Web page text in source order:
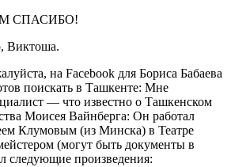
СПАСИБО!
Виктоша.
на Facebook для Бориса Бабаева
поискать в Ташкенте: Мне
— что известно о Ташкенском
Моисея Вайнберга: Он работал
Клумовым (из Минска) в Театре
(могут быть документы в
следующие произведения: